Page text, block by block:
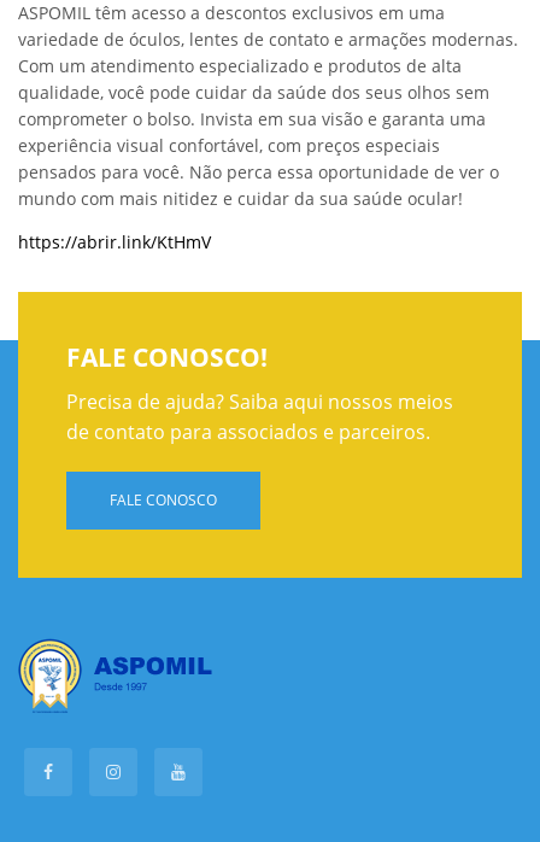
ASPOMIL têm acesso a descontos exclusivos em uma
variedade de óculos, lentes de contato e armações modernas.
Com um atendimento especializado e produtos de alta
qualidade, você pode cuidar da saúde dos seus olhos sem
comprometer o bolso. Invista em sua visão e garanta uma
experiência visual confortável, com preços especiais
pensados para você. Não perca essa oportunidade de ver o
mundo com mais nitidez e cuidar da sua saúde ocular!
https://abrir.link/KtHmV
FALE CONOSCO!
Precisa de ajuda? Saiba aqui nossos meios
de contato para associados e parceiros.
FALE CONOSCO